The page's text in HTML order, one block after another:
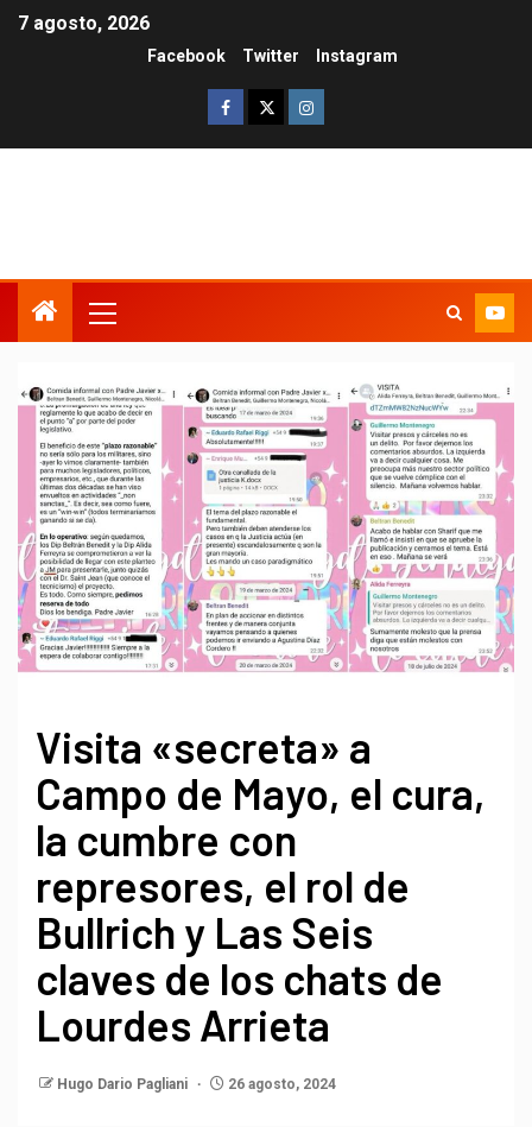
7 agosto, 2026
Facebook Twitter Instagram
Visita «secreta» a
Campo de Mayo, el cura,
la cumbre con
represores, el rol de
Bullrich y Las Seis
claves de los chats de
Lourdes Arrieta
Hugo Dario Pagliani 26 agosto, 2024